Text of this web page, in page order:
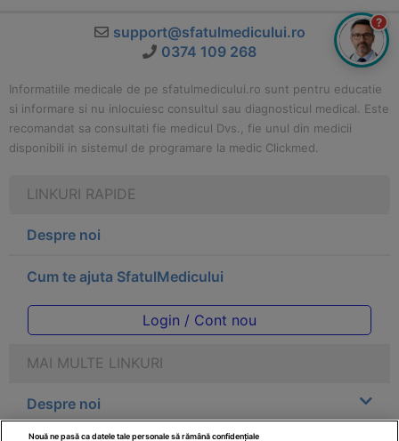
support@sfatulmedicului.ro
0374 109 268
Informatiile medicale de pe sfatulmedicului.ro sunt pentru educatie
si informare si nu inlocuiesc consultul sau diagnosticul medical. Este
recomandat sa consultati fie medicul Dvs., fie unul din medicii
disponibili in sistemul de programare la medic Clickmed.
LINKURI RAPIDE
Despre noi
Cum te ajuta SfatulMedicului
Login / Cont nou
MAI MULTE LINKURI
Despre noi
?
Nouă ne pasă ca datele tale personale să rămână confidențiale